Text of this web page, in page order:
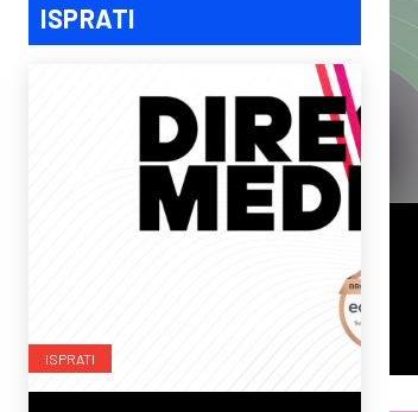
ISPRATI
ISPRATI